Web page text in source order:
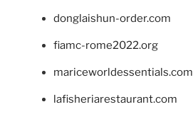
donglaishun-order.com
fiamc-rome2022.org
mariceworldessentials.com
lafisheriarestaurant.com